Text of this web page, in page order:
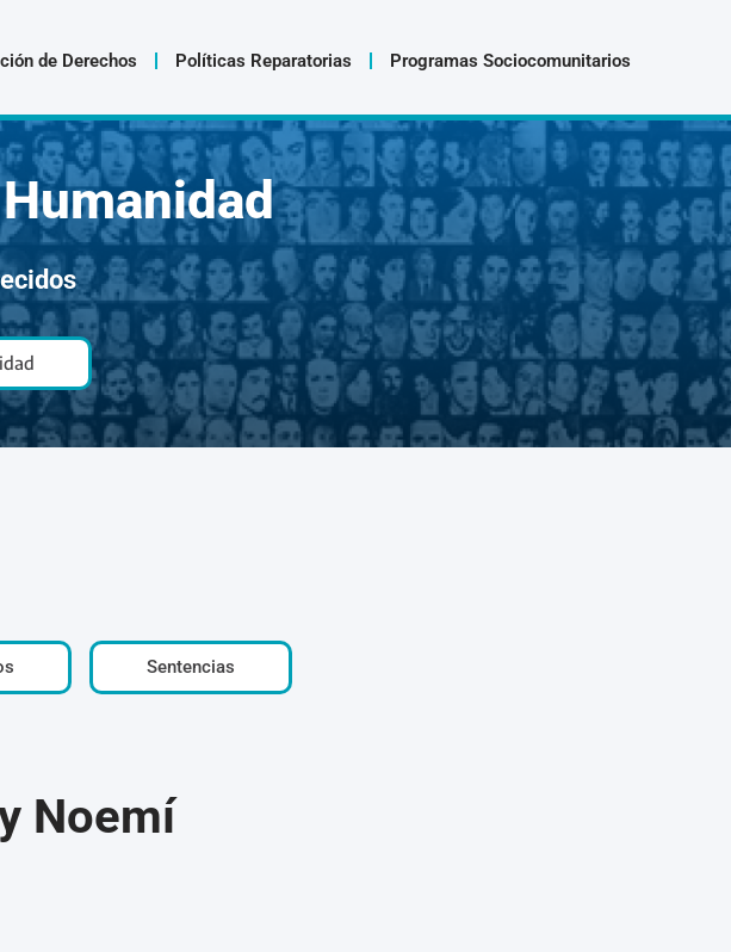
de Derechos Políticas Reparatorias Programas Sociocomunitarios
Sentencias
Noemí